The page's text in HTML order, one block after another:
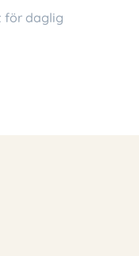
för daglig